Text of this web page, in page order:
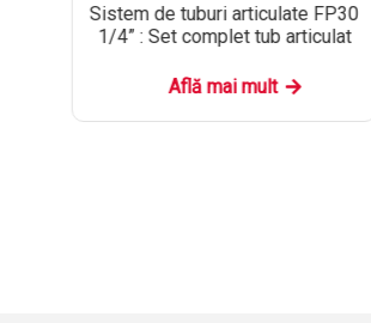
Sistem de tuburi articulate FP30
1/4” : Set complet tub articulat
Află mai mult